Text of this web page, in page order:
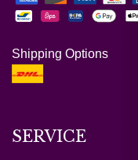
Shipping Options
SERVICE